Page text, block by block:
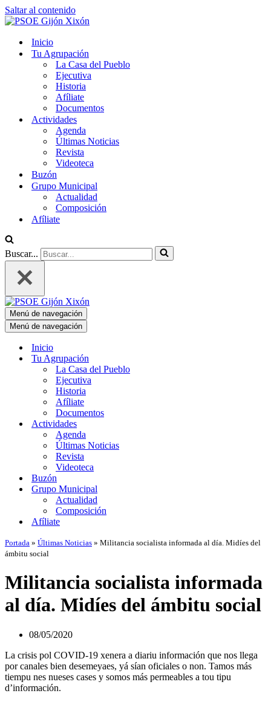
Saltar al contenido
Inicio
Tu Agrupación
La Casa del Pueblo
Ejecutiva
Historia
Afíliate
Documentos
Actividades
Agenda
Últimas Noticias
Revista
Videoteca
Buzón
Grupo Municipal
Actualidad
Composición
Afíliate
Buscar...
Menú de navegación
Menú de navegación
Inicio
Tu Agrupación
La Casa del Pueblo
Ejecutiva
Historia
Afíliate
Documentos
Actividades
Agenda
Últimas Noticias
Revista
Videoteca
Buzón
Grupo Municipal
Actualidad
Composición
Afíliate
Portada » Últimas Noticias » Militancia socialista informada al día. Midíes del
ámbitu social
Militancia socialista informada
al día. Midíes del ámbitu social
08/05/2020
La crisis pol COVID-19 xenera a diariu información que nos llega
por canales bien desemeyaes, yá sían oficiales o non. Tamos más
tiempu nes nueses cases y somos más permeables a tou tipu
d’información.